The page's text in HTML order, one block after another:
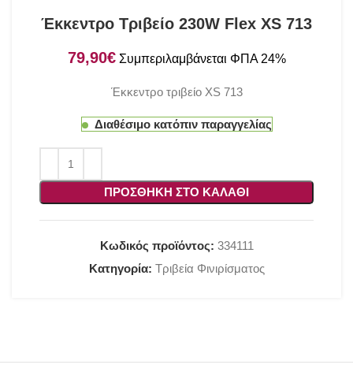
Έκκεντρο Τριβείο 230W Flex XS 713
€
Έκκεντρο τριβείο XS 713
Διαθέσιμο κατόπιν παραγγελίας
ΠΡΟΣΘΉΚΗ ΣΤΟ ΚΑΛΆΘΙ
Κωδικός προϊόντος: 334111
Κατηγορία: Τριβεία Φινιρίσματος